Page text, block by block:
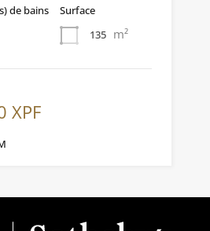
de bains
Surface
135 m²
XPF